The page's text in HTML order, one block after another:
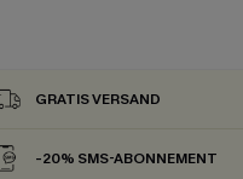
GRATIS VERSAND
-20% SMS-ABONNEMENT